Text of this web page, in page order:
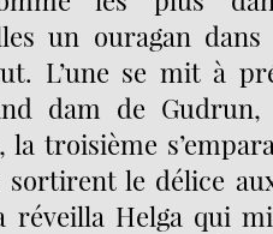
un ouragan
L’une se mit à
dam de
la troisième
le délice
réveilla Helga qui